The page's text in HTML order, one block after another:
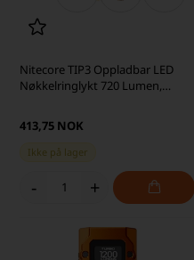
Nitecore TIP3 Oppladbar LED
Nøkkelringlykt 720 Lumen,
413,75 NOK
Ikke på lager
- +